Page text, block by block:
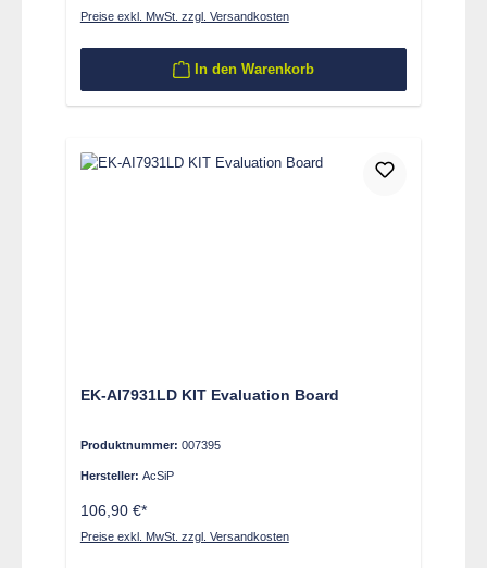
Preise exkl. MwSt. zzgl. Versandkosten
In den Warenkorb
EK-AI7931LD KIT Evaluation Board
Produktnummer: 007395
Hersteller: AcSiP
106,90 €*
Preise exkl. MwSt. zzgl. Versandkosten